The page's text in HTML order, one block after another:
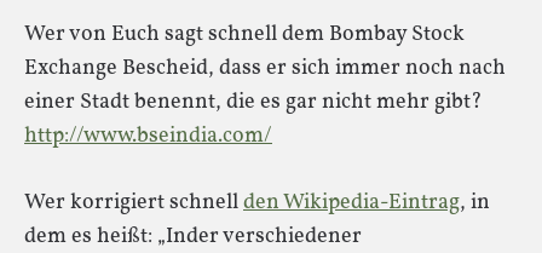
Wer von Euch sagt schnell dem Bombay Stock
Exchange Bescheid, dass er sich immer noch nach
einer Stadt benennt, die es gar nicht mehr gibt?
http://www.bseindia.com/
Wer korrigiert schnellden Wikipedia-Eintrag, in
dem es heißt: „Inder verschiedener